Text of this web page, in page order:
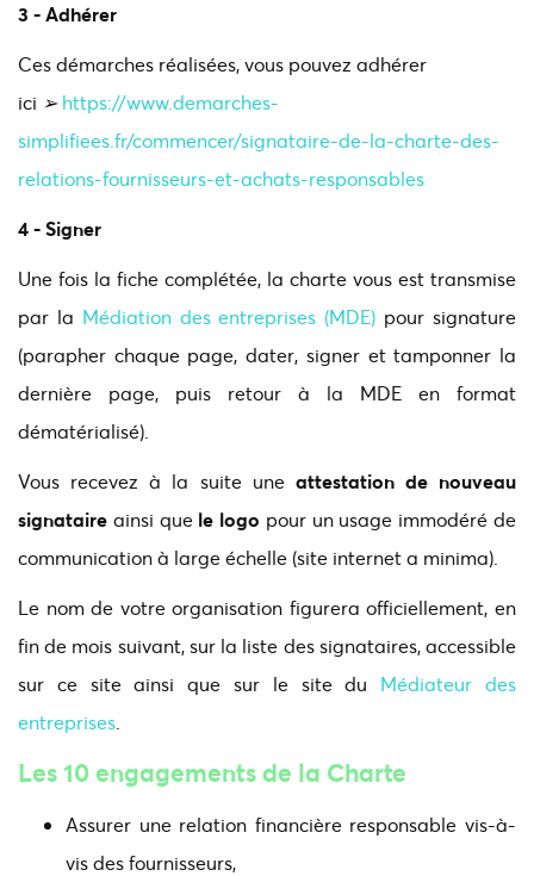
3 - Adhérer
Ces démarches réalisées, vous pouvez adhérer
ici ➢https://www.demarches-
simplifiees.fr/commencer/signataire-de-la-charte-des-
relations-fournisseurs-et-achats-responsables
4 - Signer
Une fois la fiche complétée, la charte vous est transmise
par la Médiation des entreprises (MDE) pour signature
(parapher chaque page, dater, signer et tamponner la
dernière page, puis retour à la MDE en format
dématérialisé).
Vous recevez à la suite une attestation de nouveau
signataire ainsi que le logo pour un usage immodéré de
communication à large échelle (site internet a minima).
Le nom de votre organisation figurera officiellement, en
fin de mois suivant, sur la liste des signataires, accessible
sur ce site ainsi que sur le site du Médiateur des
entreprises
Les 10 engagements de la Charte
Assurer une relation financière responsable vis-à-
vis des fournisseurs,